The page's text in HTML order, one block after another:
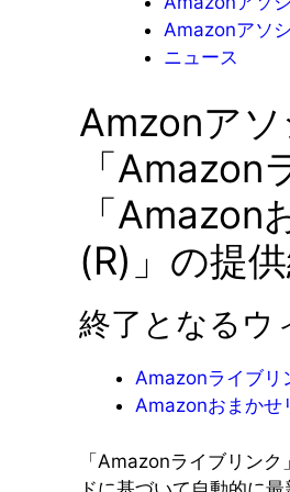
Amazonアソ
ニュース
Amzonアソ
「Amazon
「Amazon
(R)」の提
終了となるウ
Amazonライブリ
Amazonおまかせ
「Amazonライブリン